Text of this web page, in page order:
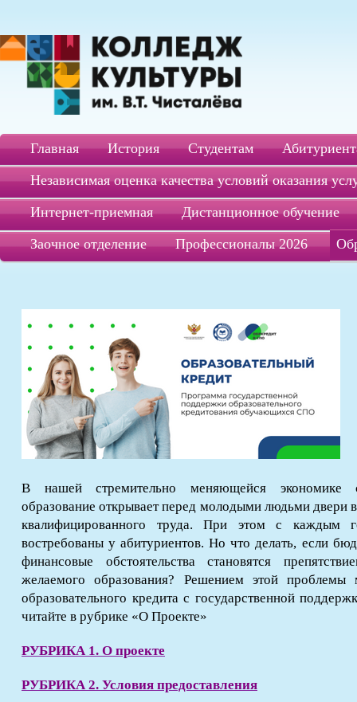
Главная История Студентам
Независимая оценка качества условий оказания
Интернет-приемная
Дистанционное обучение
Заочное отделение
Профессионалы 2026
В нашей стремительно меняющейся экономике
образование открывает перед молодыми людьми двери
квалифицированного труда. При этом с каждым
востребованы у абитуриентов. Но что делать, если
финансовые обстоятельства становятся
желаемого образования? Решением этой проблемы
образовательного кредита с государственной
читайте в рубрике «О Проекте»
РУБРИКА 1. О проекте
РУБРИКА 2. Условия предоставления